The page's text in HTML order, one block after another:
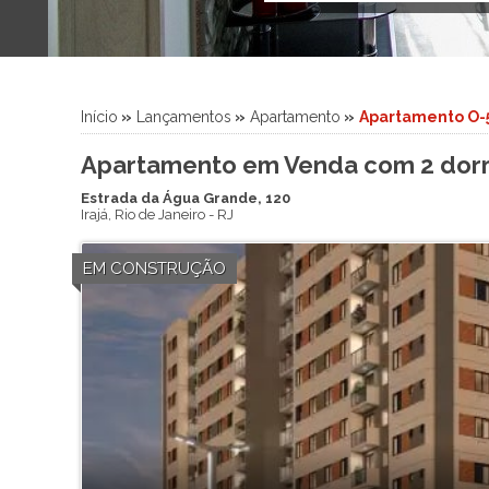
Terreno (5)
Início » Lançamentos » Apartamento » Apartamento O-
Apartamento em Venda com 2
Estrada da Água Grande, 120
Irajá, Rio de Janeiro- RJ
EM CONSTRUÇÃO